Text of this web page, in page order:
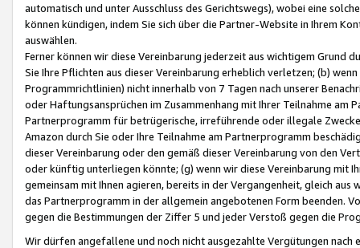
automatisch und unter Ausschluss des Gerichtswegs), wobei eine
können kündigen, indem Sie sich über die Partner-Website in Ihrem
auswählen.
Ferner können wir diese Vereinbarung jederzeit aus wichtigem Grund
Sie Ihre Pflichten aus dieser Vereinbarung erheblich verletzen; (b)
Programmrichtlinien) nicht innerhalb von 7 Tagen nach unserer
oder Haftungsansprüchen im Zusammenhang mit Ihrer Teilnahme am
Partnerprogramm für betrügerische, irreführende oder illegale
Amazon durch Sie oder Ihre Teilnahme am Partnerprogramm
dieser Vereinbarung oder den gemäß dieser Vereinbarung von den
oder künftig unterliegen könnte; (g) wenn wir diese Vereinbarung mit
gemeinsam mit Ihnen agieren, bereits in der Vergangenheit, gleich
das Partnerprogramm in der allgemein angebotenen Form beenden.
gegen die Bestimmungen der Ziffer 5 und jeder Verstoß gegen die
Wir dürfen angefallene und noch nicht ausgezahlte Vergütungen